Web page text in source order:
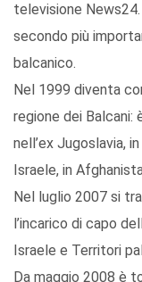
televisione
secondo più
balcanico.
Nel 1999 diventa
regione dei Balcani:
nell’ex Jugoslavia,
Israele, in
Nel luglio 2007 si
l’incarico di capo
Israele e Territori
Da maggio 2008 è